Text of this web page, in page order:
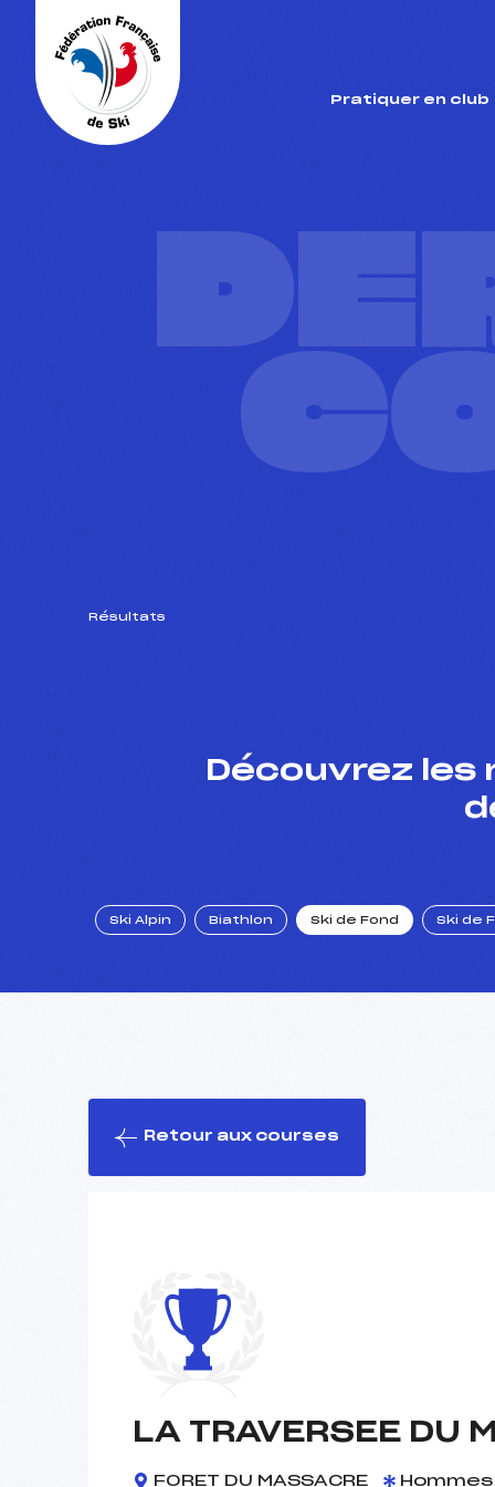
Pratiquer en club
Résultats
Découvrez
Ski Alpin Biathlon Ski de Fond Ski de
Retour aux courses
LA TRAVERSEE DU
FORET DU MASSACRE Hommes